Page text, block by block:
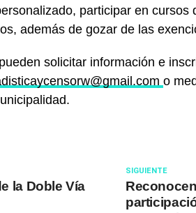
participar en cursos
además de gozar de las
solicitar información e
@gmail.com o
SIGUIENTE
la Doble Vía